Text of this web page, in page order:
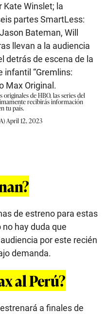
Kate Winslet; la
partes SmartLess:
Bateman, Will
llevan a la audiencia
detrás de escena de la
infantil “Gremlins:
Max Original.
de HBO, las series del
recibirás información
tu país.
April 12, 2023
de estreno para estas
hay duda que
por este recién
demanda.
al Perú?
estrenará a finales de